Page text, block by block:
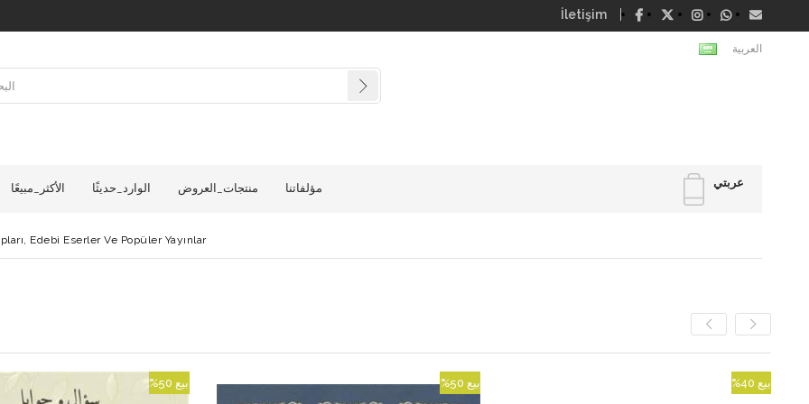
İletişim
العربية
عربتي الأكثر_مبيعًا الوارد_حديثًا منتجات_العروض مؤلفاتنا
Edebi Eserler Ve Popüler Yayınlar
%50 بيع
%50 بيع
%40 بيع